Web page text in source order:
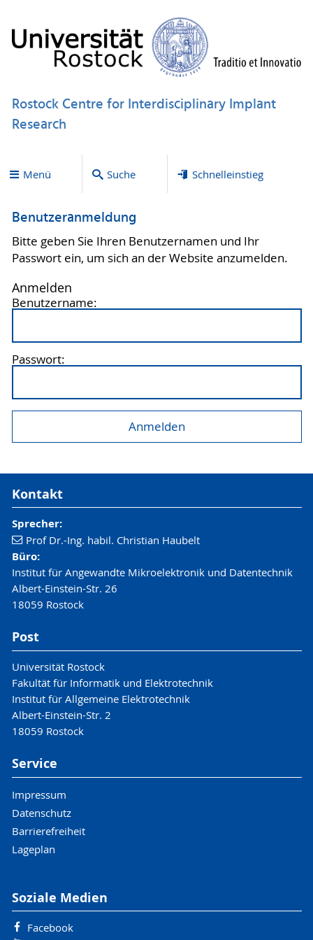
Rostock Centre for Interdisciplinary Implant
Research
Menü Suche Schnelleinstieg
Benutzeranmeldung
Bitte geben Sie Ihren Benutzernamen und Ihr
Passwort ein, um sich an der Website anzumelden.
Anmelden
Benutzername:
Passwort:
Kontakt
Sprecher:
Prof Dr.-Ing. habil. Christian Haubelt
Büro:
Institut für Angewandte Mikroelektronik und Datentechnik
Albert-Einstein-Str. 26
18059 Rostock
Post
Universität Rostock
Fakultät für Informatik und Elektrotechnik
Institut für Allgemeine Elektrotechnik
Albert-Einstein-Str. 2
18059 Rostock
Service
Impressum
Datenschutz
Barrierefreiheit
Lageplan
Soziale Medien
Facebook